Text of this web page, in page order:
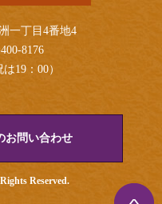
一丁目4番地4
8176
19：00）
お問い合わせ
Reserved.